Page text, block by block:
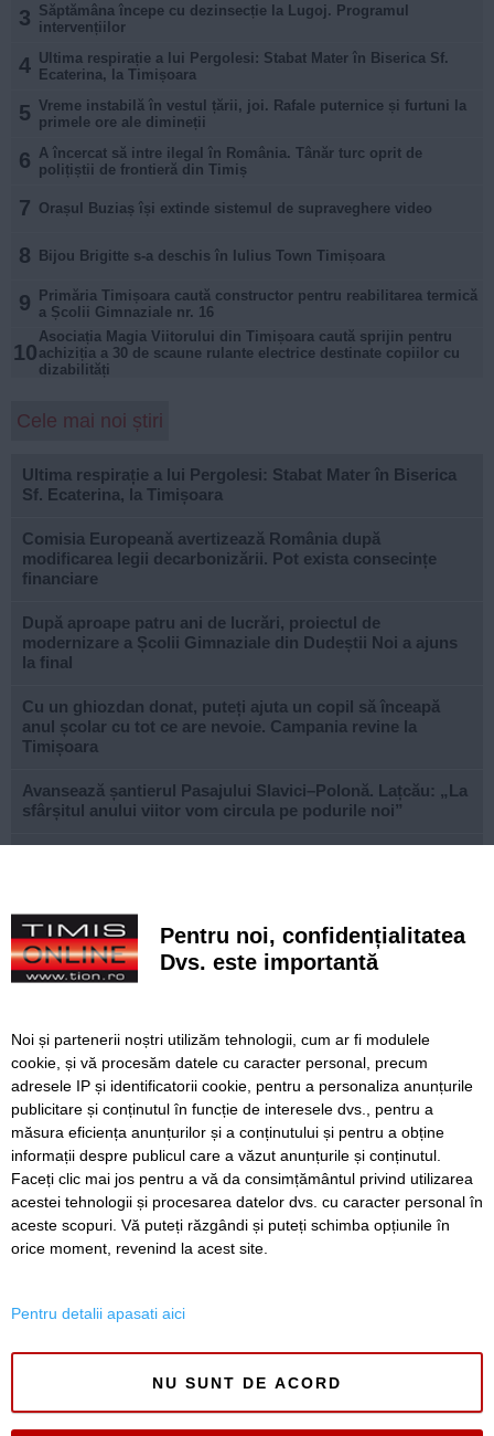
3 Săptămâna începe cu dezinsecție la Lugoj. Programul
intervențiilor
4
Ultima respirație a lui Pergolesi: Stabat Mater în Biserica Sf.
Ecaterina, la Timișoara
5 Vreme instabilă în vestul țării, joi. Rafale puternice și furtuni la
primele ore ale dimineții
6 A încercat să intre ilegal în România. Tânăr turc oprit de
polițiștii de frontieră din Timiș
7 Orașul Buziaș își extinde sistemul de supraveghere video
8 Bijou Brigitte s-a deschis în Iulius Town Timișoara
9
Primăria Timișoara caută constructor pentru reabilitarea termică
a Școlii Gimnaziale nr. 16
10
Asociația Magia Viitorului din Timișoara caută sprijin pentru
achiziția a 30 de scaune rulante electrice destinate copiilor cu
dizabilități
Cele mai noi știri
Ultima respirație a lui Pergolesi: Stabat Mater în Biserica
Sf. Ecaterina, la Timișoara
Comisia Europeană avertizează România după
modificarea legii decarbonizării. Pot exista consecințe
financiare
După aproape patru ani de lucrări, proiectul de
modernizare a Școlii Gimnaziale din Dudeștii Noi a ajuns
la final
Cu un ghiozdan donat, puteți ajuta un copil să înceapă
anul școlar cu tot ce are nevoie. Campania revine la
Timișoara
Avansează șantierul Pasajului Slavici–Polonă. Lațcău: „La
sfârșitul anului viitor vom circula pe podurile noi”
Lipsă de kerosen pe Aeroportul Arad. Unele avioane sunt
nevoite să facă escală
Camion cu 6.000 de litri de hipoclorit răsturnat la Coșava.
Sculptura Anului, la Timișoara. Când începe votul pentru
Premiul Peter Jecza, în valoare de 8.000 de euro
Canicula accentuează seceta în Banat. Debitele râurilor
continuă să scadă
SERVICII Redactia
Folosinta Cookie-urilor
Pentru noi, confidențialitatea
Dvs. este importantă
Noi și partenerii noștri utilizăm tehnologii, cum ar fi modulele
cookie, și vă procesăm datele cu caracter personal, precum
adresele IP și identificatorii cookie, pentru a personaliza anunțurile
publicitare și conținutul în funcție de interesele dvs., pentru a
măsura eficiența anunțurilor și a conținutului și pentru a obține
informații despre publicul care a văzut anunțurile și conținutul.
Faceți clic mai jos pentru a vă da consimțământul privind utilizarea
acestei tehnologii și procesarea datelor dvs. cu caracter personal în
aceste scopuri. Vă puteți răzgândi și puteți schimba opțiunile în
orice moment, revenind la acest site.
Pentru detalii apasati aici
NU SUNT DE ACORD